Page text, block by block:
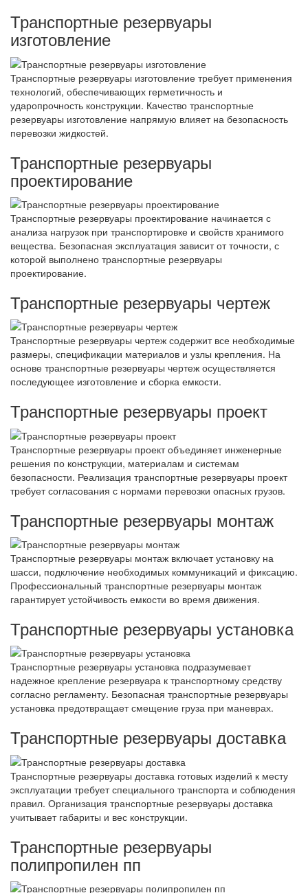
Транспортные резервуары
изготовление
Транспортные резервуары изготовление требует применения
технологий, обеспечивающих герметичность и
ударопрочность конструкции. Качество транспортные
резервуары изготовление напрямую влияет на безопасность
перевозки жидкостей.
Транспортные резервуары
проектирование
Транспортные резервуары проектирование начинается с
анализа нагрузок при транспортировке и свойств хранимого
вещества. Безопасная эксплуатация зависит от точности, с
которой выполнено транспортные резервуары
проектирование.
Транспортные резервуары чертеж
Транспортные резервуары чертеж содержит все необходимые
размеры, спецификации материалов и узлы крепления. На
основе транспортные резервуары чертеж осуществляется
последующее изготовление и сборка емкости.
Транспортные резервуары проект
Транспортные резервуары проект объединяет инженерные
решения по конструкции, материалам и системам
безопасности. Реализация транспортные резервуары проект
требует согласования с нормами перевозки опасных грузов.
Транспортные резервуары монтаж
Транспортные резервуары монтаж включает установку на
шасси, подключение необходимых коммуникаций и фиксацию.
Профессиональный транспортные резервуары монтаж
гарантирует устойчивость емкости во время движения.
Транспортные резервуары установка
Транспортные резервуары установка подразумевает
надежное крепление резервуара к транспортному средству
согласно регламенту. Безопасная транспортные резервуары
установка предотвращает смещение груза при маневрах.
Транспортные резервуары доставка
Транспортные резервуары доставка готовых изделий к месту
эксплуатации требует специального транспорта и соблюдения
правил. Организация транспортные резервуары доставка
учитывает габариты и вес конструкции.
Транспортные резервуары
полипропилен пп